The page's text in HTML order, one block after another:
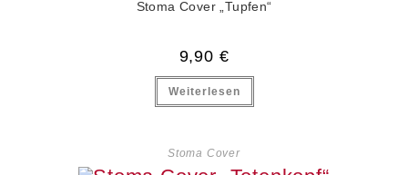
Stoma Cover „Tupfen“
9,90 €
Weiterlesen
Stoma Cover